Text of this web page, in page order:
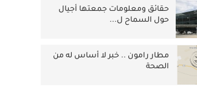
حقائق ومعلومات جمعتها أجيال
حول السماح ل...
مطار رامون .. خبر لا أساس له من
الصحة